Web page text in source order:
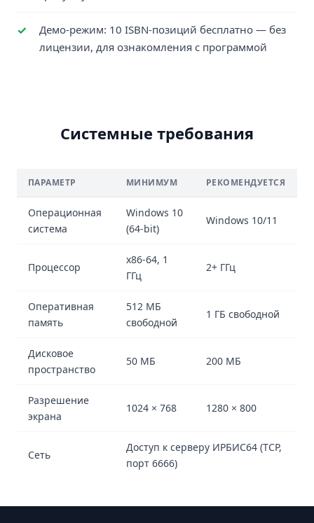
Демо-режим: 10 ISBN-позиций бесплатно — без
лицензии, для ознакомления с программой
Системные требования
ПАРАМЕТР МИНИМУМ РЕКОМЕНДУЕТСЯ
Операционная
система
Windows 10
(64-bit)
Windows 10/11
Процессор
x86-64, 1
ГГц
2+ ГГц
Оперативная
память
512 МБ
свободной
1 ГБ свободной
Дисковое
пространство
50 МБ 200 МБ
Разрешение
экрана
1024 × 768 1280 × 800
Сеть
Доступ к серверу ИРБИС64 (TCP,
порт 6666)